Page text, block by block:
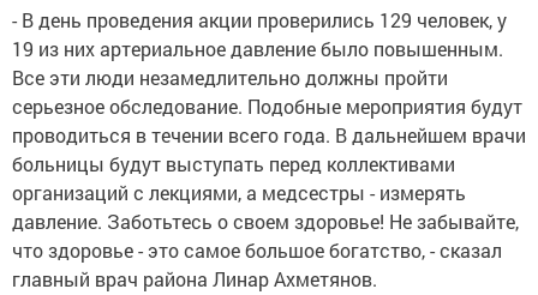
- В день проведения акции проверились 129 человек, у
19 из них артериальное давление было повышенным.
Все эти люди незамедлительно должны пройти
серьезное обследование. Подобные мероприятия будут
проводиться в течении всего года. В дальнейшем врачи
больницы будут выступать перед коллективами
организаций с лекциями, а медсестры - измерять
давление. Заботьтесь о своем здоровье! Не забывайте,
что здоровье - это самое большое богатство, - сказал
главный врач района Линар Ахметянов.